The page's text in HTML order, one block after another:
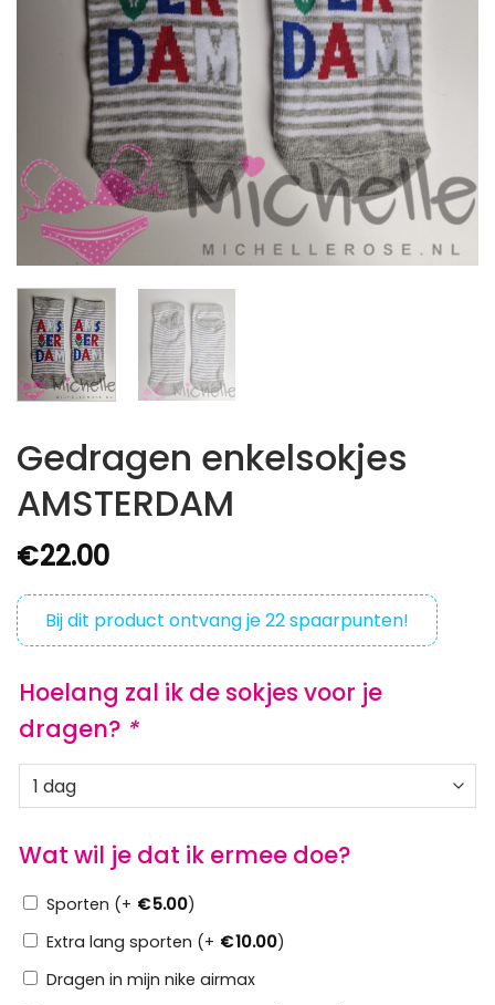
Gedragen enkelsokjes
AMSTERDAM
€22.00
Bij dit product ontvang je22spaarpunten!
Hoelang zal ik de sokjes voor je
dragen? *
Wat wil je dat ik ermee doe?
Sporten (+ €5.00)
Extra lang sporten (+ €10.00)
Dragen in mijn nike airmax